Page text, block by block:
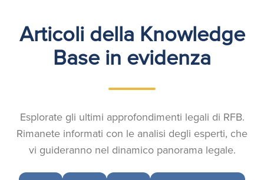
Articoli della Knowledge
Base in evidenza
Esplorate gli ultimi approfondimenti legali di RFB.
Rimanete informati con le analisi degli esperti, che
vi guideranno nel dinamico panorama legale.